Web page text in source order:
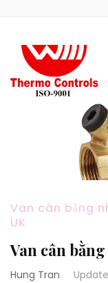
Van cân bằng
UK
Van cân
Hung Tran